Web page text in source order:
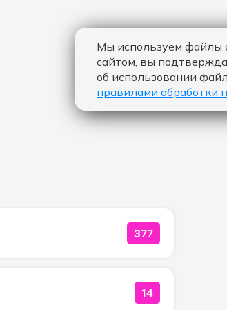
КОЛИЧЕСТВО
377
КОЛИЧЕСТВО
14
Мы используем файлы
сайтом, вы
об использовании
правилами обработки